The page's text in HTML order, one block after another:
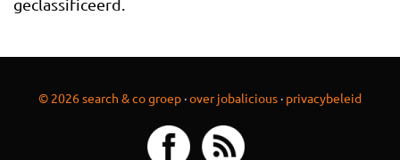
geclassificeerd.
© 2026 search & co groep ·over jobalicious · privacybeleid